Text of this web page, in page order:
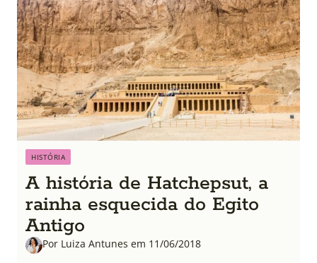
HISTÓRIA
A história de Hatchepsut, a
rainha esquecida do Egito
Antigo
Por Luiza Antunes em 11/06/2018